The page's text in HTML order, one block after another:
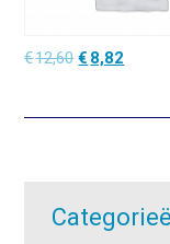
€12,60
€12,60.
€ 8,82
€8,82.